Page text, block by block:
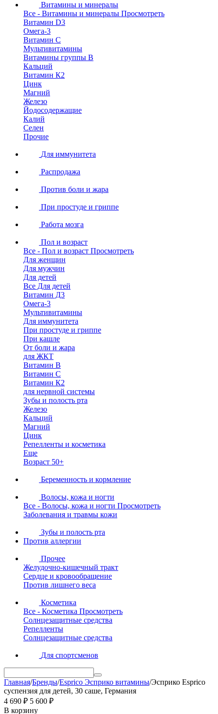
Витамины и минералы
Все - Витамины и минералы Просмотреть
Витамин D3
Омега-3
Витамин С
Мультивитамины
Витамины группы B
Кальций
Витамин К2
Цинк
Магний
Железо
Йодосодержащие
Калий
Селен
Прочие
Для иммунитета
Распродажа
Против боли и жара
При простуде и гриппе
Работа мозга
Пол и возраст
Все - Пол и возраст Просмотреть
Для женщин
Для мужчин
Для детей
Все Для детей
Витамин Д3
Омега-3
Мультивитамины
Для иммунитета
При простуде и гриппе
При кашле
От боли и жара
для ЖКТ
Витамин В
Витамин С
Витамин К2
для нервной системы
Зубы и полость рта
Железо
Кальций
Магний
Цинк
Репелленты и косметика
Еще
Возраст 50+
Беременность и кормление
Волосы, кожа и ногти
Все - Волосы, кожа и ногти Просмотреть
Заболевания и травмы кожи
Зубы и полость рта
Против аллергии
Прочее
Желудочно-кишечный тракт
Сердце и кровообращение
Против лишнего веса
Косметика
Все - Косметика Просмотреть
Солнцезащитные средства
Репелленты
Солнцезащитные средства
Для спортсменов
Главная/Бренды/Esprico Эсприко витамины/Эсприко Esprico
суспензия для детей, 30 саше, Германия
4 690 ₽ 5 600 ₽
В корзину